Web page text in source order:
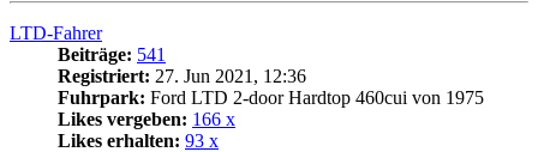
LTD-Fahrer
Beiträge: 541
Registriert: 27. Jun 2021, 12:36
Fuhrpark: Ford LTD 2-door Hardtop 460cui von 1975
Likes vergeben: 166 x
Likes erhalten: 93 x